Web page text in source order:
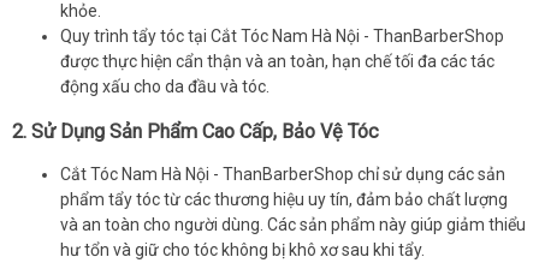
khỏe.
Quy trình tẩy tóc tại Cắt Tóc Nam Hà Nội - ThanBarberShop
được thực hiện cẩn thận và an toàn, hạn chế tối đa các tác
động xấu cho da đầu và tóc.
2. Sử Dụng Sản Phẩm Cao Cấp, Bảo Vệ Tóc
Cắt Tóc Nam Hà Nội - ThanBarberShop chỉ sử dụng các sản
phẩm tẩy tóc từ các thương hiệu uy tín, đảm bảo chất lượng
và an toàn cho người dùng. Các sản phẩm này giúp giảm thiểu
hư tổn và giữ cho tóc không bị khô xơ sau khi tẩy.